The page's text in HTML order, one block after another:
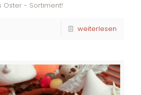
Oster - Sortiment!
weiterlesen